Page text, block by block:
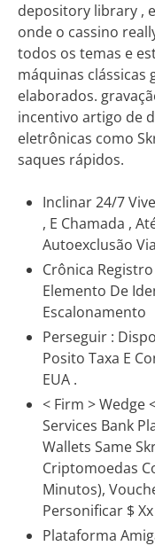
depository library ,
onde o cassino
todos os temas e
máquinas clássicas
elaborados.
incentivo artigo de
eletrônicas como
saques rápidos.
Inclinar 24/7
, E Chamada ,
Autoexclusão
Crônica
Elemento De
Escalonamento
Perseguir :
Posito Taxa E
EUA .
< Firm > Wedge
Services Bank
Wallets Same
Criptomoedas
Minutos),
Personificar $ Xx
Plataforma